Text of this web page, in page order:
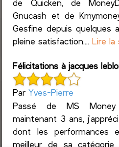
de Quicken, de
Gnucash et de
Gesfine depuis quelques
pleine satisfaction....Lire la
Félicitations à jacques
ParYves-Pierre
Passé de MS
maintenant 3 ans,
dont les
meilleur de sa